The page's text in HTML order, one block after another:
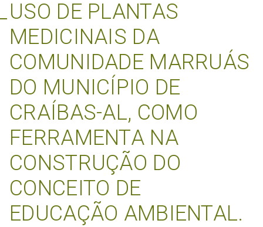
USO DE PLANTAS
MEDICINAIS DA
COMUNIDADE MARRUÁS
DO MUNICÍPIO DE
CRAÍBAS-AL, COMO
FERRAMENTA NA
CONSTRUÇÃO DO
CONCEITO DE
EDUCAÇÃO AMBIENTAL.